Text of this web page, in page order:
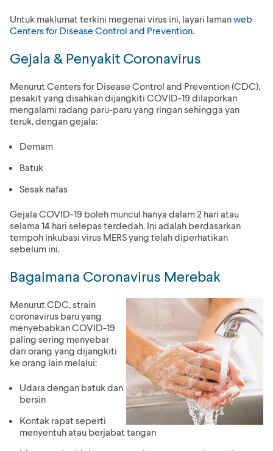
Untuk maklumat terkini megenai virus ini, layari lamanweb
Centers for Disease Control and Prevention.
Gejala & Penyakit Coronavirus
Menurut Centers for Disease Control and Prevention (CDC),
pesakit yang disahkan dijangkiti COVID-19 dilaporkan
mengalami radang paru-paru yang ringan sehingga yan
teruk, dengan gejala:
Demam
Batuk
Sesak nafas
Gejala COVID-19 boleh muncul hanya dalam 2 hari atau
selama 14 hari selepas terdedah. Ini adalah berdasarkan
tempoh inkubasi virus MERS yang telah diperhatikan
sebelum ini.
Bagaimana Coronavirus Merebak
Menurut CDC, strain
coronavirus baru yang
menyebabkan COVID-19
paling sering menyebar
dari orang yang dijangkiti
ke orang lain melalui:
Udara dengan batuk dan
bersin
Kontak rapat seperti
menyentuh atau berjabat tangan